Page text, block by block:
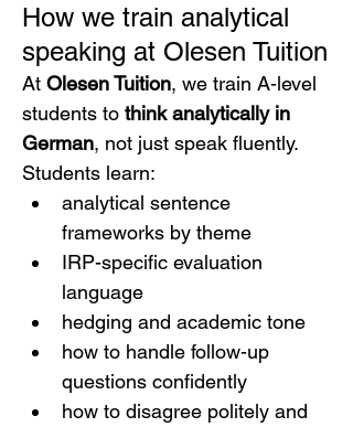
How we train analytical
speaking at Olesen Tuition
At Olesen Tuition, we train A-level
students to think analytically in
German, not just speak fluently.
Students learn:
analytical sentence
frameworks by theme
IRP-specific evaluation
language
hedging and academic tone
how to handle follow-up
questions confidently
how to disagree politely and